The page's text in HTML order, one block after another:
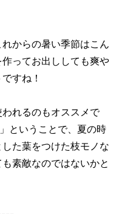
からの暑い季節はこん
ってお出ししても爽や
すね！
れるのもオススメで
ということで、夏の時
た葉をつけた枝モノな
素敵なのではないかと